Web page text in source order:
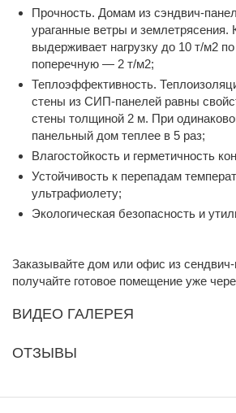
Прочность. Домам из сэндвич-
ураганные ветры и землетрясения.
выдерживает нагрузку до 10 т/м2
поперечную — 2 т/м2;
Теплоэффективность.
стены из СИП-панелей равны
стены толщиной 2 м. При
панельный дом теплее в 5 раз;
Влагостойкость и герметичность
Устойчивость к перепадам
ультрафиолету;
Экологическая безопасность и
Заказывайте дом или офис из
получайте готовое помещение уже
ВИДЕО ГАЛЕРЕЯ
ОТЗЫВЫ